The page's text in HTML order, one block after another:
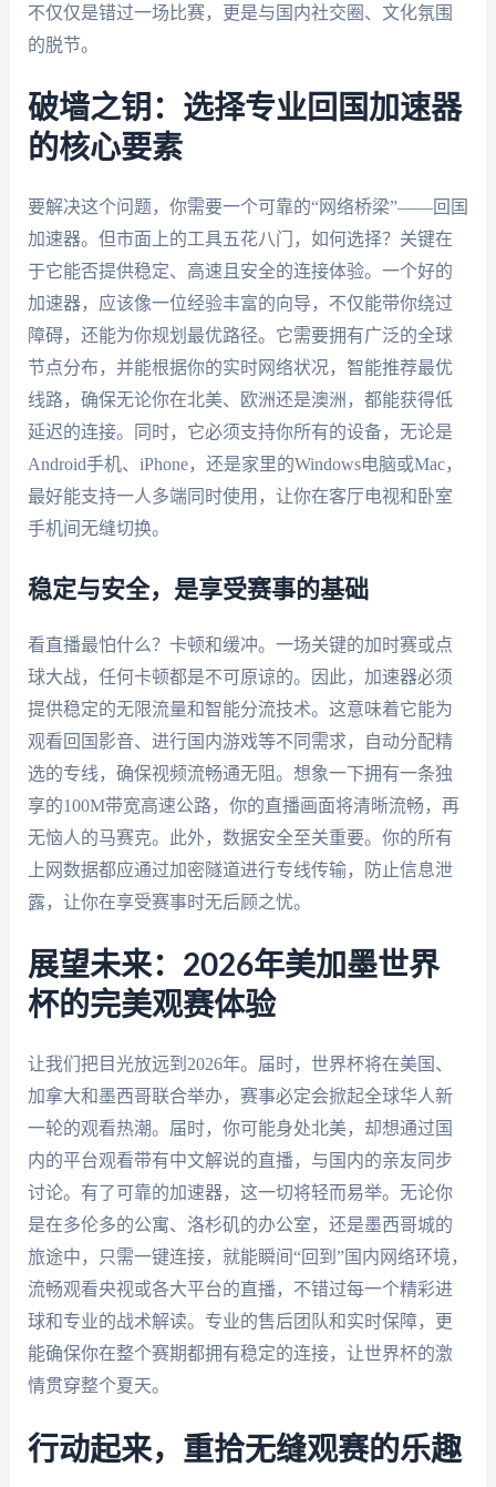
不仅仅是错过一场比赛，更是与国内社交圈、文化氛围
的脱节。
破墙之钥：选择专业回国加速器
的核心要素
要解决这个问题，你需要一个可靠的“网络桥梁”——回国
加速器。但市面上的工具五花八门，如何选择？关键在
于它能否提供稳定、高速且安全的连接体验。一个好的
加速器，应该像一位经验丰富的向导，不仅能带你绕过
障碍，还能为你规划最优路径。它需要拥有广泛的全球
节点分布，并能根据你的实时网络状况，智能推荐最优
线路，确保无论你在北美、欧洲还是澳洲，都能获得低
延迟的连接。同时，它必须支持你所有的设备，无论是
Android手机、iPhone，还是家里的Windows电脑或Mac，
最好能支持一人多端同时使用，让你在客厅电视和卧室
手机间无缝切换。
稳定与安全，是享受赛事的基础
看直播最怕什么？卡顿和缓冲。一场关键的加时赛或点
球大战，任何卡顿都是不可原谅的。因此，加速器必须
提供稳定的无限流量和智能分流技术。这意味着它能为
观看回国影音、进行国内游戏等不同需求，自动分配精
选的专线，确保视频流畅通无阻。想象一下拥有一条独
享的100M带宽高速公路，你的直播画面将清晰流畅，再
无恼人的马赛克。此外，数据安全至关重要。你的所有
上网数据都应通过加密隧道进行专线传输，防止信息泄
露，让你在享受赛事时无后顾之忧。
展望未来：2026年美加墨世界
杯的完美观赛体验
让我们把目光放远到2026年。届时，世界杯将在美国、
加拿大和墨西哥联合举办，赛事必定会掀起全球华人新
一轮的观看热潮。届时，你可能身处北美，却想通过国
内的平台观看带有中文解说的直播，与国内的亲友同步
讨论。有了可靠的加速器，这一切将轻而易举。无论你
是在多伦多的公寓、洛杉矶的办公室，还是墨西哥城的
旅途中，只需一键连接，就能瞬间“回到”国内网络环境，
流畅观看央视或各大平台的直播，不错过每一个精彩进
球和专业的战术解读。专业的售后团队和实时保障，更
能确保你在整个赛期都拥有稳定的连接，让世界杯的激
情贯穿整个夏天。
行动起来，重拾无缝观赛的乐趣